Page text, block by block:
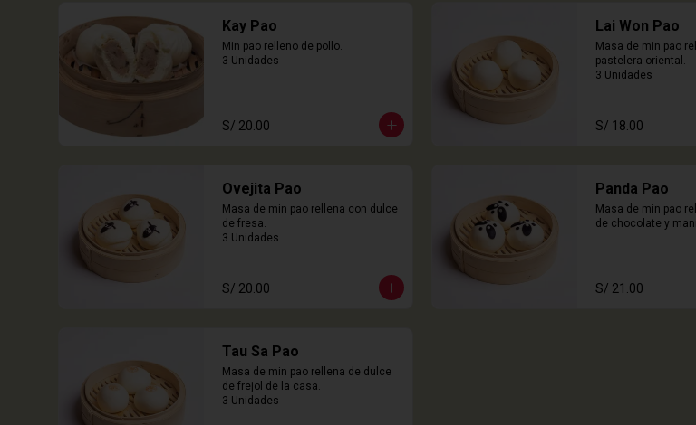
Kay Pao
Min pao relleno de pollo.
3 Unidades
S/ 20.00
Lai Won Pao
Masa de min pao
pastelera oriental.
3 Unidades
S/ 18.00
Ovejita Pao
Masa de min pao rellena con dulce
de fresa.
3 Unidades
S/ 20.00
Panda Pao
Masa de min pao
de chocolate y
S/ 21.00
Tau Sa Pao
Masa de min pao rellena de dulce
de frejol de la casa.
3 Unidades